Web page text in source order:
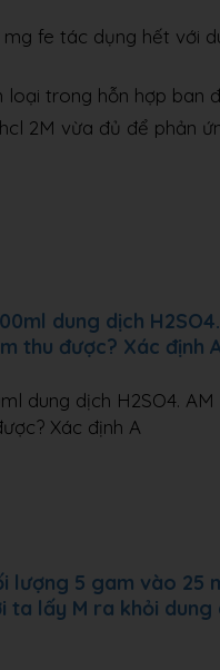
mg fe tác dụng hết với
loại trong hỗn hợp ban
2M vừa đủ để phản
dung dịch
thu được? Xác định
dung dịch H2SO4.
Xác định A
lượng 5 gam vào 25
ta lấy M ra khỏi